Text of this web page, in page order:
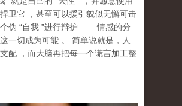
卫它
，甚至可以援引貌似无懈可击
伪 “自我 ”进行辩护 ——情感的分
一切成为可能 。 简单说就是， 人
配
，而大脑再把每一个谎言加工整